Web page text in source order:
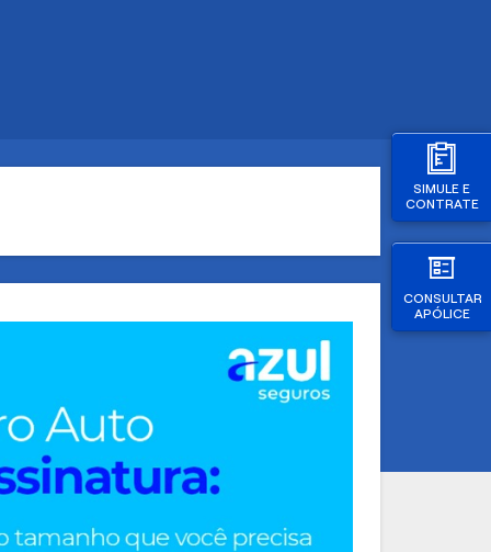
SIMULE E
CONTRATE
CONSULTAR
APÓLICE